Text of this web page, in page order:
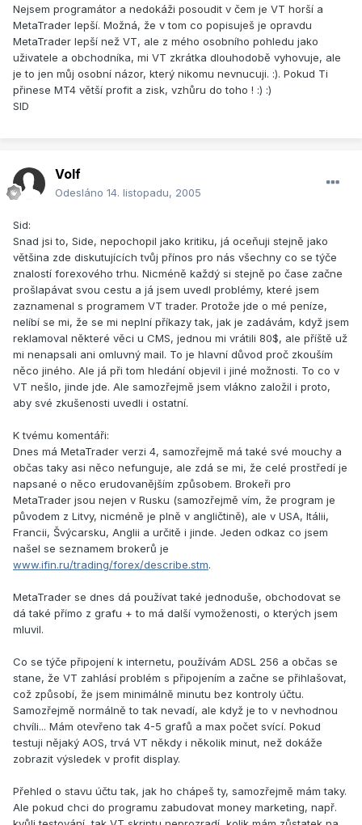
Nejsem programátor a nedokáži posoudit v čem je VT horší a
MetaTrader lepší. Možná, že v tom co popisuješ je opravdu
MetaTrader lepší než VT, ale z mého osobního pohledu jako
uživatele a obchodníka, mi VT zkrátka dlouhodobě vyhovuje, ale
je to jen můj osobní názor, který nikomu nevnucuji. :). Pokud Ti
přinese MT4 větší profit a zisk, vzhůru do toho ! :) :)
SID
Volf
Odesláno 14. listopadu, 2005
Sid:
Snad jsi to, Side, nepochopil jako kritiku, já oceňuji stejně jako
většina zde diskutujících tvůj přínos pro nás všechny co se týče
znalostí forexového trhu. Nicméně každý si stejně po čase začne
prošlapávat svou cestu a já jsem uvedl problémy, které jsem
zaznamenal s programem VT trader. Protože jde o mé peníze,
nelíbí se mi, že se mi neplní příkazy tak, jak je zadávám, když jsem
reklamoval některé věci u CMS, jednou mi vrátili 80$, ale příště už
mi nenapsali ani omluvný mail. To je hlavní důvod proč zkouším
něco jiného. Ale já při tom hledání objevil i jiné možnosti. To co v
VT nešlo, jinde jde. Ale samozřejmě jsem vlákno založil i proto,
aby své zkušenosti uvedli i ostatní.
K tvému komentáři:
Dnes má MetaTrader verzi 4, samozřejmě má také své mouchy a
občas taky asi něco nefunguje, ale zdá se mi, že celé prostředí je
napsané o něco erudovanějším způsobem. Brokeři pro
MetaTrader jsou nejen v Rusku (samozřejmě vím, že program je
původem z Litvy, nicméně je plně v angličtině), ale v USA, Itálii,
Francii, Švýcarsku, Anglii a určitě i jinde. Jeden odkaz co jsem
našel se seznamem brokerů je
www.ifin.ru/trading/forex/describe.stm.
MetaTrader se dnes dá používat také jednoduše, obchodovat se
dá také přímo z grafu + to má další vymoženosti, o kterých jsem
mluvil.
Co se týče připojení k internetu, používám ADSL 256 a občas se
stane, že VT zahlásí problém s připojením a začne se přihlašovat,
což způsobí, že jsem minimálně minutu bez kontroly účtu.
Samozřejmě normálně to tak nevadí, ale když je to v nevhodnou
chvíli... Mám otevřeno tak 4-5 grafů a max počet svící. Pokud
testuji nějaký AOS, trvá VT někdy i několik minut, než dokáže
zobrazit výsledek v profit display.
Přehled o stavu účtu tak, jak ho chápeš ty, samozřejmě mám taky.
Ale pokud chci do programu zabudovat money marketing, např.